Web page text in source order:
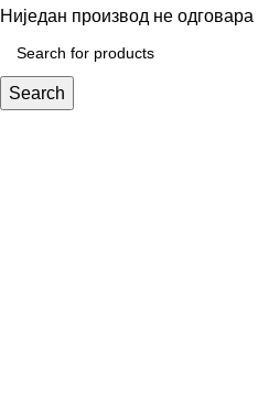
Ниједан производ не
Search